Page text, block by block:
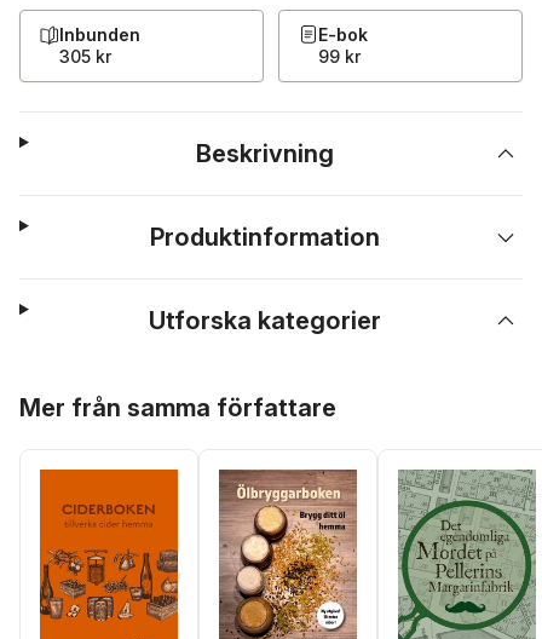
Inbunden
305 kr
E-bok
99 kr
Beskrivning
Produktinformation
Utforska kategorier
Mer från samma författare